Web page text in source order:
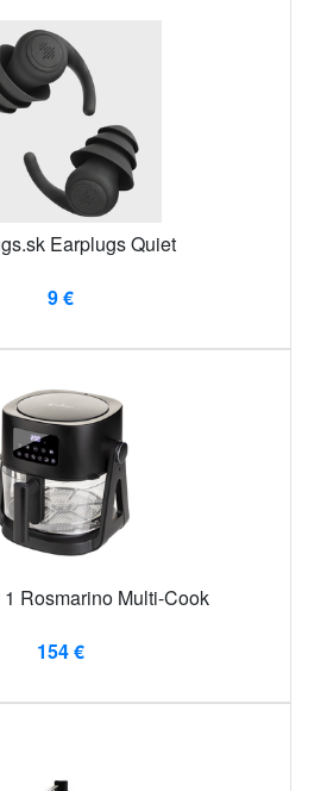
Earplugs Quiet
9 €
1 Rosmarino Multi-Cook
154 €